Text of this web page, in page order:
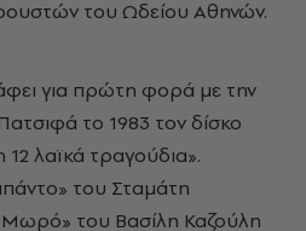
του Ωδείου Αθηνών.
για πρώτη φορά με την
το 1983 τον δίσκο
λαϊκά τραγούδια».
του Σταμάτη
του Βασίλη Καζούλη